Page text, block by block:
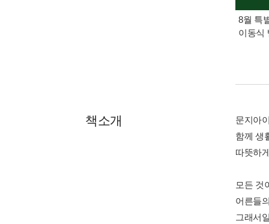
8월 특
이동식
책소개
문지아
함께 생
따뜻하
모든 것
어른들
그래서